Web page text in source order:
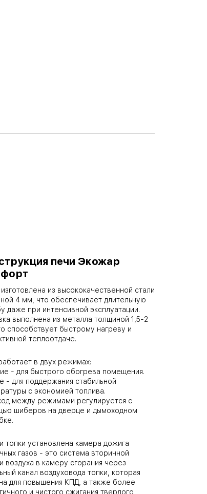
печи Экожар
из высококачественной стали
4 мм, что обеспечивает длительную
даже при интенсивной эксплуатации.
выполнена из металла толщиной 1,5-2
способствует быстрому нагреву и
теплоотдаче.
в двух режимах:
- для быстрого обогрева помещения.
- для поддержания стабильной
с экономией топлива.
между режимами регулируется с
шиберов на дверце и дымоходном
топки установлена камера дожига
газов - это система вторичной
воздуха в камеру сгорания через
канал воздуховода топки, которая
для повышения КПД, а также более
и чистого сжигания твердого